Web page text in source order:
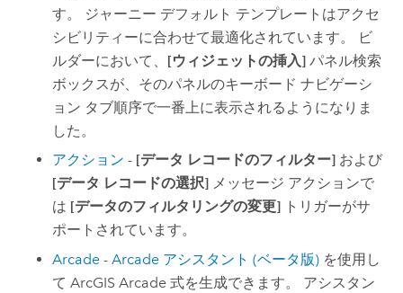
す。 ジャーニー デフォルト テンプレートはアクセ
シビリティーに合わせて最適化されています。 ビ
ルダーにおいて、 [ウィジェットの挿入] パネル検索
ボックスが、そのパネルのキーボード ナビゲーシ
ョン タブ順序で一番上に表示されるようになりま
した。
アクション - [データ レコードのフィルター] および
[データ レコードの選択] メッセージ アクションで
は [データのフィルタリングの変更] トリガーがサ
ポートされています。
Arcade -Arcade アシスタント (ベータ版) を使用し
てArcGIS Arcade 式を生成できます。 アシスタン